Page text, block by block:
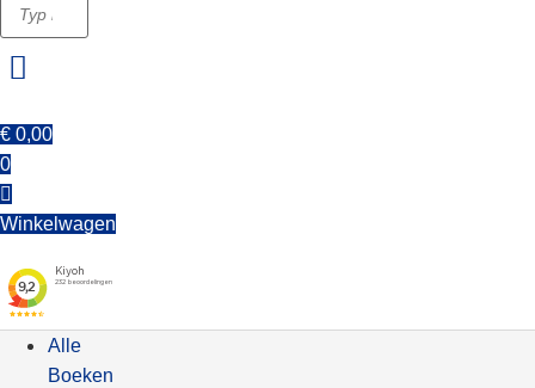
€ 0,00
0
Winkelwagen
Alle
Boeken